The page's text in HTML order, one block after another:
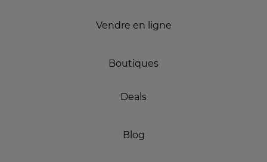
Vendre en ligne
Boutiques
Deals
Blog